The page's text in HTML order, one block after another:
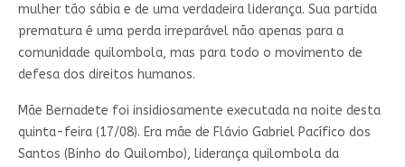
mulher tão sábia e de uma verdadeira liderança. Sua partida
prematura é uma perda irreparável não apenas para a
comunidade quilombola, mas para todo o movimento de
defesa dos direitos humanos.
Mãe Bernadete foi insidiosamente executada na noite desta
quinta-feira (17/08). Era mãe de Flávio Gabriel Pacífico dos
Santos (Binho do Quilombo), liderança quilombola da